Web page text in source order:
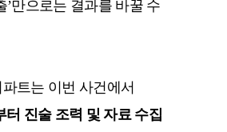
’만으로는 결과를 바꿀 수
트는 이번 사건에서
터 진술 조력 및 자료 수집